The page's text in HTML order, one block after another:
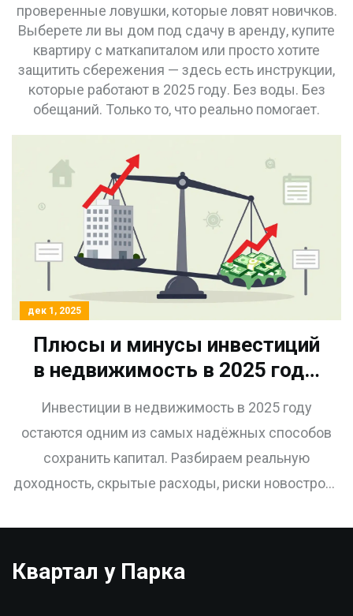
проверенные ловушки, которые ловят новичков.
Выберете ли вы дом под сдачу в аренду, купите
квартиру с маткапиталом или просто хотите
защитить сбережения — здесь есть инструкции,
которые работают в 2025 году. Без воды. Без
обещаний. Только то, что реально помогает.
дек 1, 2025
Плюсы и минусы инвестиций
в недвижимость в 2025 году:
Инвестиции в недвижимость в 2025 году
остаются одним из самых надёжных способов
сохранить капитал. Разбираем реальную
доходность, скрытые расходы, риски новостроек
Квартал у Парка